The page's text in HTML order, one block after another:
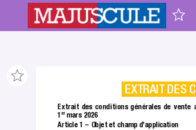
Extrait des conditions générales de vente
1 ermars 2026
Article 1 – Objet et champ d’application
EXTRAIT DES